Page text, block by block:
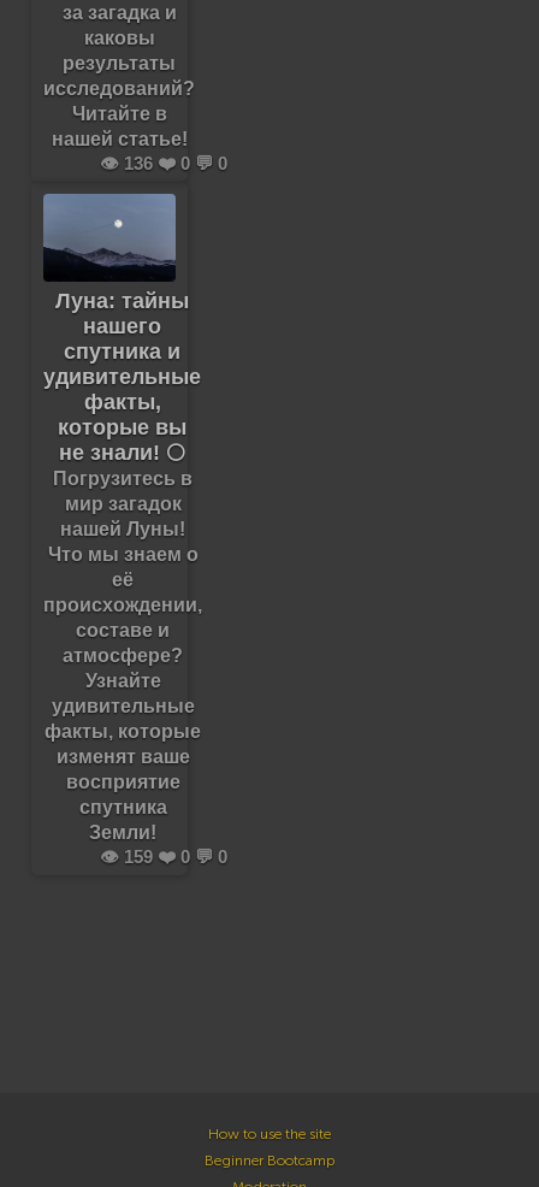
за загадка и
каковы
результаты
исследований?
Читайте в
нашей статье!
👁️ 136 ❤️ 0 💬 0
Луна: тайны
нашего
спутника и
удивительные
факты,
которые вы
не знали! 🌕
Погрузитесь в
мир загадок
нашей Луны!
Что мы знаем о
её
происхождении,
составе и
атмосфере?
Узнайте
удивительные
факты, которые
изменят ваше
восприятие
спутника
Земли!
👁️ 159 ❤️ 0 💬 0
How to use the site
Beginner Bootcamp